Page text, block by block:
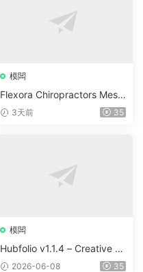
模闆
Flexora Chiropractors Mess
age and Physical Therapist
3天前 35
模闆
Hubfolio v1.1.4 – Creative P
ortfolio & Digital Agency Wo
2026-06-08 35